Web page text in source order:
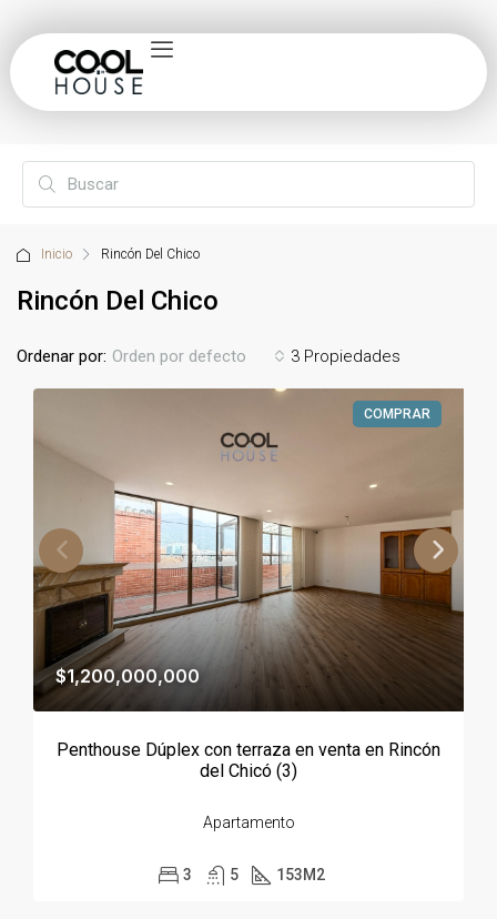
Inicio Rincón Del Chico
Rincón Del Chico
3 Propiedades
Ordenar por: Orden por defecto
COMPRAR
$1,200,000,000
Penthouse Dúplex con terraza en venta en Rincón
del Chicó (3)
Apartamento
3 5 153M2